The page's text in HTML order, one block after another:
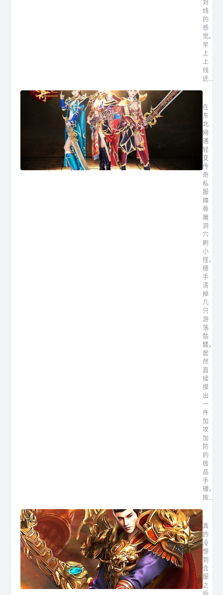
线
的
感
觉。
早
上
上
线
还...
在
东
北
网
通
轻
变
传
奇
私
服
蹲
骨
魔
洞
穴
刷
小
怪，
随
手
清
掉
几
只
游
荡
骷
髅，
居
然
直
接
摸
出
一
件
加
攻
加
防
的
极
品
手
镯，
按...
真
的
没
想
到
合
服
之
后